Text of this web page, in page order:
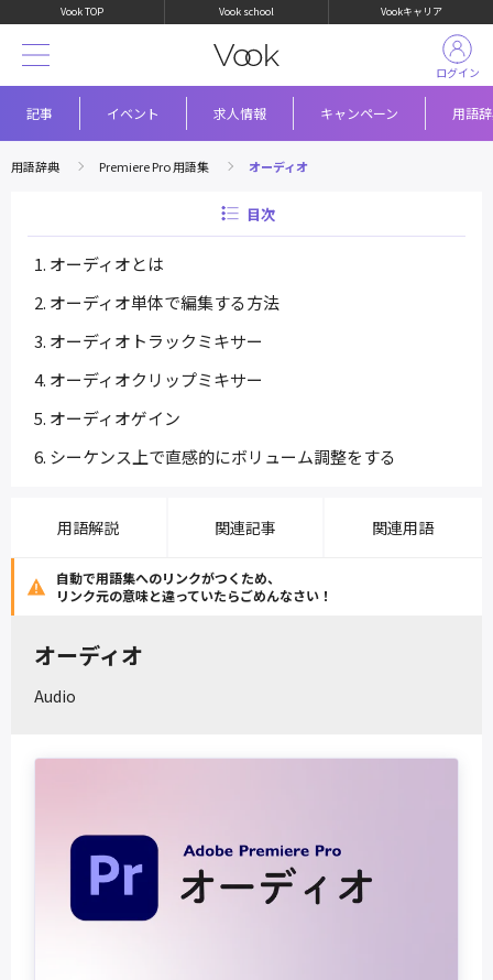
Vook TOP Vook school Vookキャリア
記事 イベント 求人情報 キャンペーン 用語
ログイン
用語辞典 Premiere Pro 用語集 オーディオ
目次
オーディオとは
オーディオ単体で編集する方法
オーディオトラックミキサー
オーディオクリップミキサー
オーディオゲイン
シーケンス上で直感的にボリューム調整をする
用語解説 関連記事 関連用語
自動で用語集へのリンクがつくため、
リンク元の意味と違っていたらごめんなさい！
オーディオ
Audio